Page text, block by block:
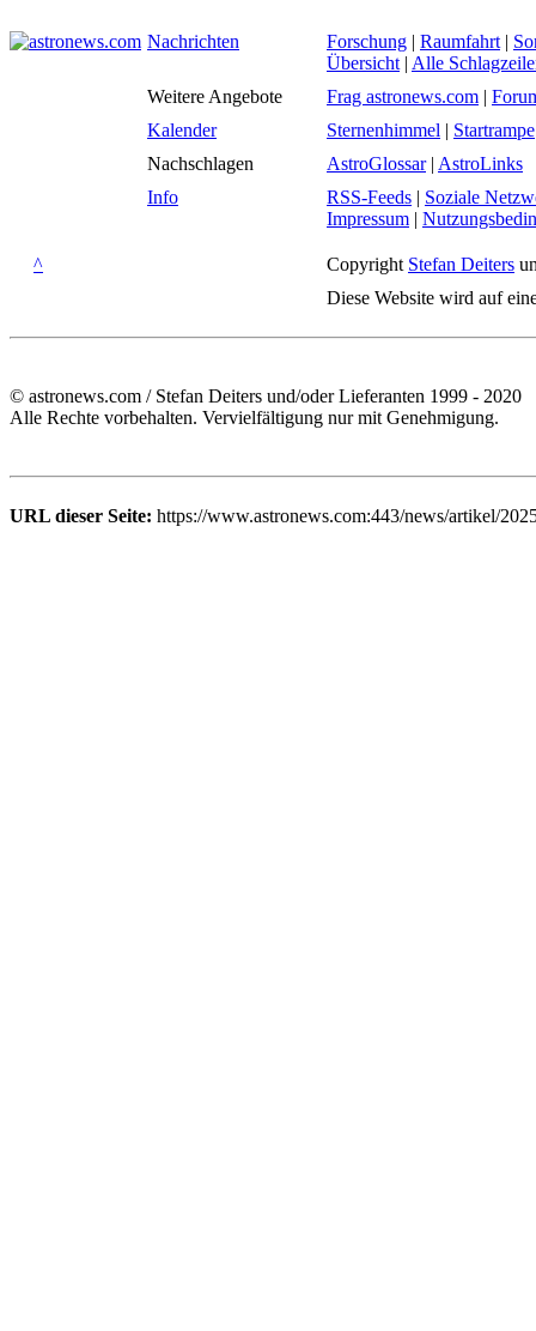
Nachrichten Forschung | Raumfahrt |
Übersicht | Alle
Weitere Angebote
Frag astronews.com |
Kalender
Sternenhimmel | Startrampe
Nachschlagen
AstroGlossar| AstroLinks
Info
RSS-Feeds | Soziale
Impressum |
^ Copyright Stefan Deiters
Diese Website wird auf
© astronews.com / Stefan Deiters und/oder Lieferanten 1999 - 2020
Alle Rechte vorbehalten. Vervielfältigung nur mit Genehmigung.
URL dieser Seite: https://www.astronews.com:443/news/artikel/